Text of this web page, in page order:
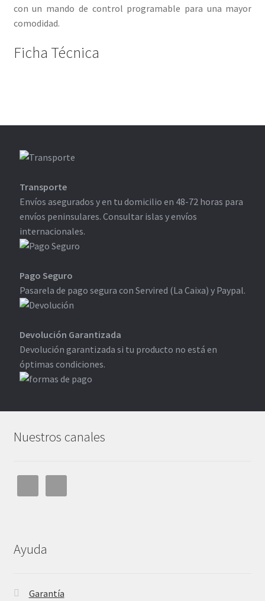
con un mando de control programable para una mayor
comodidad.
Ficha Técnica
Transporte
Envíos asegurados y en tu domicilio en 48-72 horas para
envíos peninsulares. Consultar islas y envíos
internacionales.
Pago Seguro
Pasarela de pago segura con Servired (La Caixa) y Paypal.
Devolución Garantizada
Devolución garantizada si tu producto no está en
óptimas condiciones.
Nuestros canales
Ayuda
Garantía